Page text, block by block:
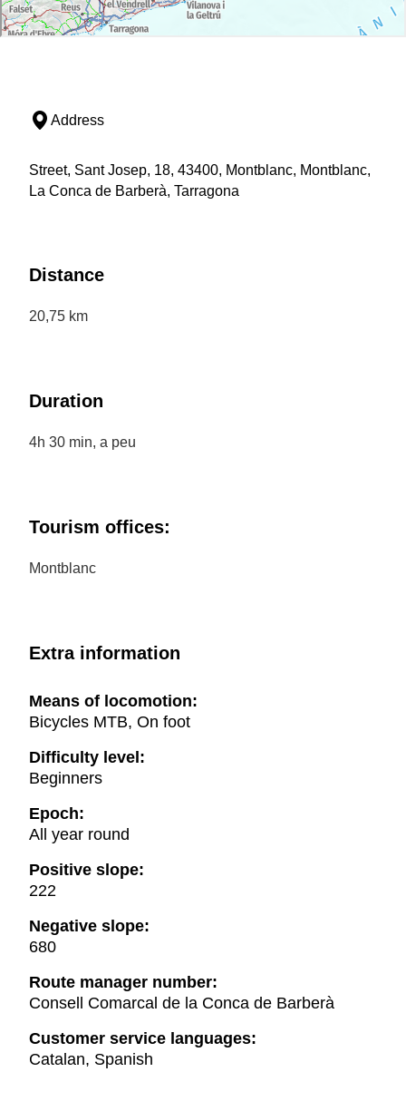
Address
Street, Sant Josep, 18, 43400, Montblanc, Montblanc,
La Conca de Barberà, Tarragona
Distance
20,75 km
Duration
4h 30 min, a peu
Tourism offices:
Montblanc
Extra information
Means of locomotion:
Bicycles MTB, On foot
Difficulty level:
Beginners
Epoch:
All year round
Positive slope:
222
Negative slope:
680
Route manager number:
Consell Comarcal de la Conca de Barberà
Customer service languages:
Catalan, Spanish